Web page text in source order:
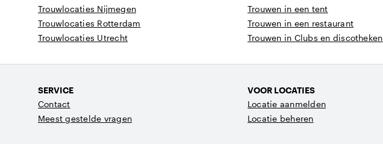
Trouwlocaties Nijmegen
Trouwlocaties Rotterdam
Trouwlocaties Utrecht
Trouwen in een tent
Trouwen in een restaurant
Trouwen in Clubs en discotheken
SERVICE
Contact
Meest gestelde vragen
VOOR LOCATIES
Locatie aanmelden
Locatie beheren